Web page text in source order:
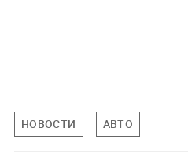
НОВОСТИ АВТО